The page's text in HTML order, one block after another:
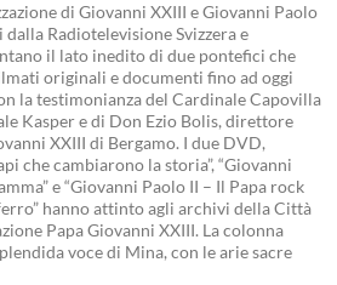
di Giovanni XXIII e Giovanni Paolo
Radiotelevisione Svizzera e
il lato inedito di due pontefici che
originali e documenti fino ad oggi
la testimonianza del Cardinale Capovilla
Kasper e di Don Ezio Bolis, direttore
XXIII di Bergamo. I due DVD,
che cambiarono la storia”, “Giovanni
e “Giovanni Paolo II – Il Papa rock
hanno attinto agli archivi della Città
Papa Giovanni XXIII. La colonna
voce di Mina, con le arie sacre